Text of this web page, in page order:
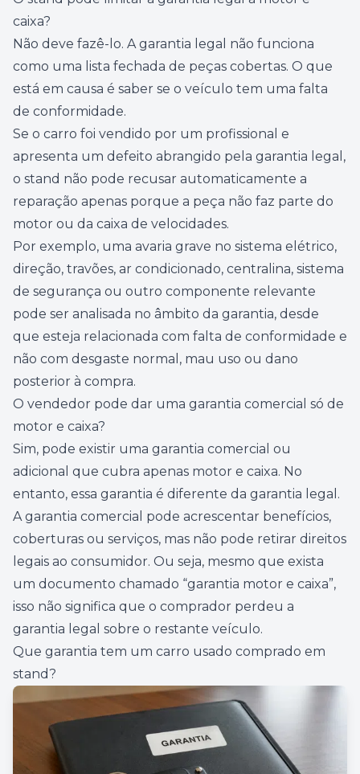
caixa?
Não deve fazê-lo. A garantia legal não funciona
como uma lista fechada de peças cobertas. O que
está em causa é saber se o veículo tem uma falta
de conformidade.
Se o carro foi vendido por um profissional e
apresenta um defeito abrangido pela garantia legal,
o stand não pode recusar automaticamente a
reparação apenas porque a peça não faz parte do
motor ou da caixa de velocidades.
Por exemplo, uma avaria grave no sistema elétrico,
direção, travões, ar condicionado, centralina, sistema
de segurança ou outro componente relevante
pode ser analisada no âmbito da garantia, desde
que esteja relacionada com falta de conformidade e
não com desgaste normal, mau uso ou dano
posterior à compra.
O vendedor pode dar uma garantia comercial só de
motor e caixa?
Sim, pode existir uma garantia comercial ou
adicional que cubra apenas motor e caixa. No
entanto, essa garantia é diferente da garantia legal.
A garantia comercial pode acrescentar benefícios,
coberturas ou serviços, mas não pode retirar direitos
legais ao consumidor. Ou seja, mesmo que exista
um documento chamado “garantia motor e caixa”,
isso não significa que o comprador perdeu a
garantia legal sobre o restante veículo.
Que garantia tem um carro usado comprado em
stand?